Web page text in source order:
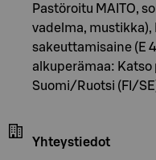
Pastöroitu MAITO,
vadelma, mustikka),
sakeuttamisaine (E
alkuperämaa: Katso
Suomi/Ruotsi (FI/
Yhteystiedot